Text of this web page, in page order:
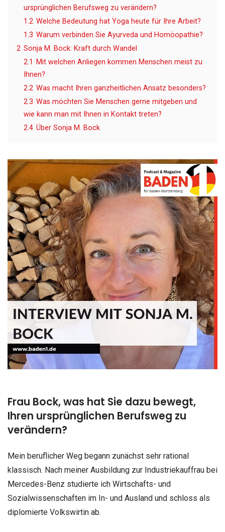
ursprünglichen Berufsweg zu verändern?
1.2 Welche Bedeutung hat Yoga heute für Ihre Arbeit?
1.3 Warum verbinden Sie Ayurveda und Homöopathie?
2 Sonja M. Bock: Kraft durch Wandel
2.1
Mit welchen Anliegen kommen Menschen meist zu
Ihnen?
2.2 Was macht Ihren ganzheitlichen Ansatz besonders?
2.3 Was möchten Sie Menschen gerne mitgeben und
wie kann man mit Ihnen in Kontakt treten?
2.4 Über Sonja M. Bock
Frau Bock, was hat Sie dazu bewegt,
Ihren ursprünglichen Berufsweg zu
verändern?
Mein beruflicher Weg begann zunächst sehr rational
klassisch. Nach meiner Ausbildung zur Industriekauffrau bei
Mercedes-Benz studierte ich Wirtschafts- und
Sozialwissenschaften im In- und Ausland und schloss als
diplomierte Volkswirtin ab.